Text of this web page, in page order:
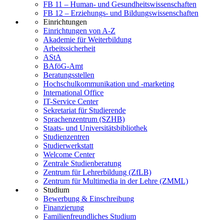
FB 11 – Human- und Gesundheitswissenschaften
FB 12 – Erziehungs- und Bildungswissenschaften
Einrichtungen
Einrichtungen von A-Z
Akademie für Weiterbildung
Arbeitssicherheit
AStA
BAföG-Amt
Beratungsstellen
Hochschulkommunikation und -marketing
International Office
IT-Service Center
Sekretariat für Studierende
Sprachenzentrum (SZHB)
Staats- und Universitätsbibliothek
Studienzentren
Studierwerkstatt
Welcome Center
Zentrale Studienberatung
Zentrum für Lehrerbildung (ZfLB)
Zentrum für Multimedia in der Lehre (ZMML)
Studium
Bewerbung & Einschreibung
Finanzierung
Familienfreundliches Studium